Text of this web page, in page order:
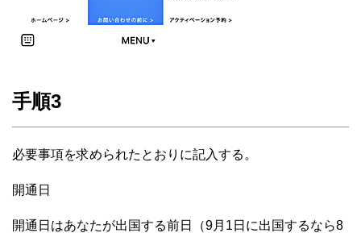
手順3
必要事項を求められたとおりに記入する。
開通日
開通日はあなたが出国する前日（9月1日に出国するなら8